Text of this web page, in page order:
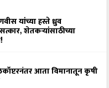
यांच्या हस्ते ध्रुव
शेतकऱ्यांसाठीच्या
आता विमानातून कृषी